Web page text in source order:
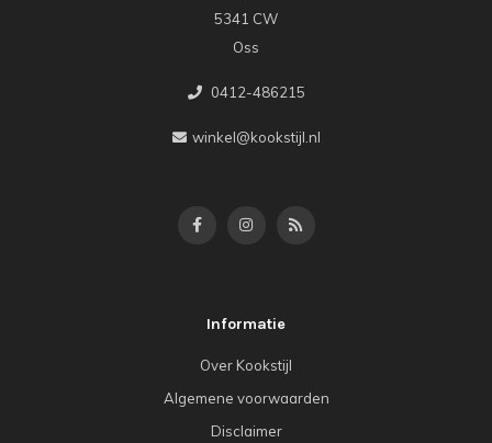
5341 CW
Oss
0412-486215
winkel@kookstijl.nl
Informatie
Over Kookstijl
Algemene voorwaarden
Disclaimer